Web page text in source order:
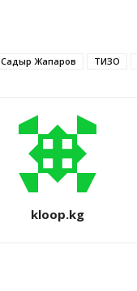
Садыр Жапаров ТИЗО
kloop.kg